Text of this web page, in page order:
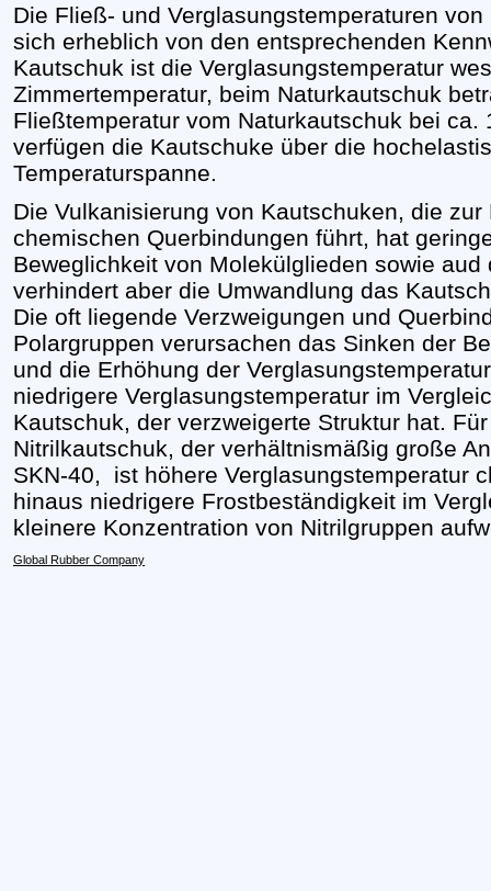
Die Fließ- und Verglasungstemperaturen
sich erheblich von den entsprechenden
Kautschuk ist die Verglasungstemperatur
Zimmertemperatur, beim Naturkautschuk
Fließtemperatur vom Naturkautschuk bei ca.
verfügen die Kautschuke über die
Temperaturspanne.
Die Vulkanisierung von Kautschuken, die
chemischen Querbindungen führt, hat
Beweglichkeit von Molekülglieden sowie
verhindert aber die Umwandlung das
Die oft liegende Verzweigungen und
Polargruppen verursachen das Sinken der
und die Erhöhung der
niedrigere Verglasungstemperatur im
Kautschuk, der verzweigerte Struktur hat.
Nitrilkautschuk, der verhältnismäßig große
SKN-40, ist höhere Verglasungstemperatur
hinaus niedrigere Frostbeständigkeit im
kleinere Konzentration von Nitrilgruppen
Global Rubber Company